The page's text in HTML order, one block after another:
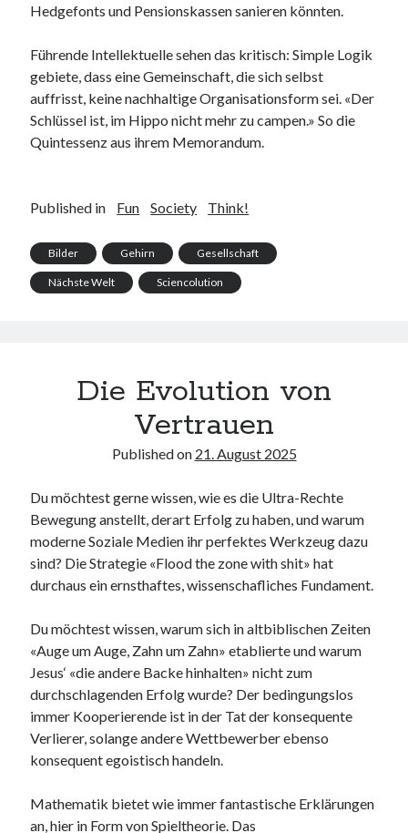
Hedgefonts und Pensionskassen sanieren könnten.
Führende Intellektuelle sehen das kritisch: Simple Logik
gebiete, dass eine Gemeinschaft, die sich selbst
auffrisst, keine nachhaltige Organisationsform sei. «Der
Schlüssel ist, im Hippo nicht mehr zu campen.» So die
Quintessenz aus ihrem Memorandum.
Published in Fun Society Think!
Bilder Gehirn Gesellschaft
Nächste Welt Sciencolution
Die Evolution von
Vertrauen
Published on 21. August 2025
Du möchtest gerne wissen, wie es die Ultra-Rechte
Bewegung anstellt, derart Erfolg zu haben, und warum
moderne Soziale Medien ihr perfektes Werkzeug dazu
sind? Die Strategie «Flood the zone with shit» hat
durchaus ein ernsthaftes, wissenschafliches Fundament.
Du möchtest wissen, warum sich in altbiblischen Zeiten
«Auge um Auge, Zahn um Zahn» etablierte und warum
Jesus‘ «die andere Backe hinhalten» nicht zum
durchschlagenden Erfolg wurde? Der bedingungslos
immer Kooperierende ist in der Tat der konsequente
Verlierer, solange andere Wettbewerber ebenso
konsequent egoistisch handeln.
Mathematik bietet wie immer fantastische Erklärungen
an, hier in Form von Spieltheorie. Das